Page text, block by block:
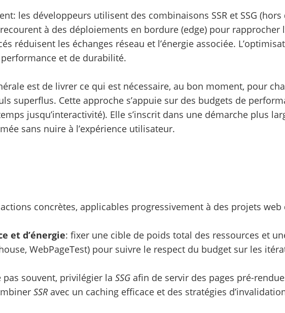
les développeurs utilisent des combinaisons SSR et SSG
à des déploiements en bordure (edge) pour rapprocher
réduisent les échanges réseau et l’énergie associée.
et de durabilité.
est de livrer ce qui est nécessaire, au bon moment, pour
superflus. Cette approche s’appuie sur des budgets de
jusqu’interactivité). Elle s’inscrit dans une démarche plus
sans nuire à l’expérience utilisateur.
concrètes, applicables progressivement à des projets
et d’énergie: fixer une cible de poids total des ressources et
WebPageTest) pour suivre le respect du budget sur les
souvent, privilégier la SSG afin de servir des pages pré-
SSRavec un caching efficace et des stratégies